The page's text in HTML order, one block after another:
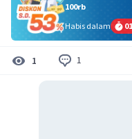
100rb
Habis dalam
01
1 1